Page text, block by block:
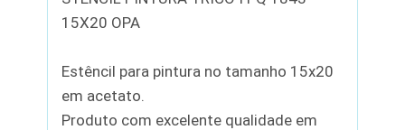
15X20 OPA
Estêncil para pintura no tamanho 15x20
em acetato.
Produto com excelente qualidade em